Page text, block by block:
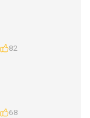
82
68